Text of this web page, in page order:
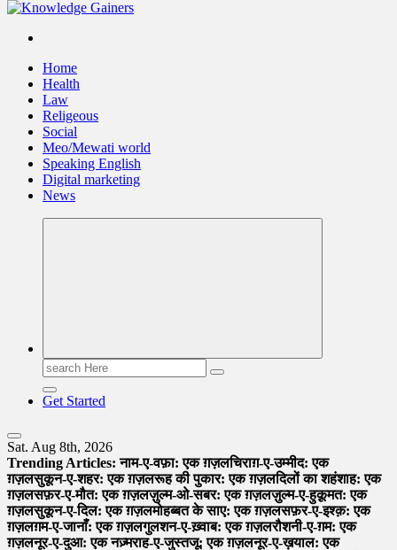
Read & Spread
Home
Health
Law
Religeous
Social
Meo/Mewati world
Speaking English
Digital marketing
News
Search
for:
Get Started
Sat. Aug 8th, 2026
Trending Articles: नाम-ए-वफ़ा: एक ग़ज़लचिराग़-ए-उम्मीद: एक
ग़ज़लसुकून-ए-शहर: एक ग़ज़लरूह की पुकार: एक ग़ज़लदिलों का शहंशाह: एक
ग़ज़लसफ़र-ए-मौत: एक ग़ज़लज़ुल्म-ओ-सबर: एक ग़ज़लज़ुल्म-ए-हुक़ूमत: एक
ग़ज़लसुकून-ए-दिल: एक ग़ज़लमोहब्बत के साए: एक ग़ज़लसफ़र-ए-इश्क़: एक
ग़ज़लग़म-ए-जानाँ: एक ग़ज़लगुलशन-ए-ख़्वाब: एक ग़ज़लरौशनी-ए-ग़म: एक
ग़ज़लनूर-ए-दुआ: एक नज़्मराह-ए-जुस्तजू: एक ग़ज़लनूर-ए-ख़याल: एक